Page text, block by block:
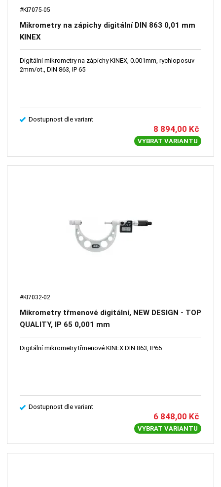
#KI7075-05
Mikrometry na zápichy digitální DIN 863 0,01 mm
KINEX
Digitální mikrometry na zápichy KINEX, 0.001mm, rychloposuv -
2mm/ot., DIN 863, IP 65
Dostupnost dle variant
8 894,00 Kč
VYBRAT VARIANTU
#KI7032-02
Mikrometry třmenové digitální, NEW DESIGN - TOP
QUALITY, IP 65 0,001 mm
Digitální mikrometry třmenové KINEX DIN 863, IP65
Dostupnost dle variant
6 848,00 Kč
VYBRAT VARIANTU